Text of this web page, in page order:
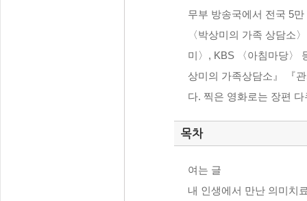
무부 방송국에서 전국 5
〈박상미의 가족 상담소
미〉, KBS 〈아침마당〉
상미의 가족상담소』 『
다. 찍은 영화로는 장편
목차
여는 글
내 인생에서 만난 의미치